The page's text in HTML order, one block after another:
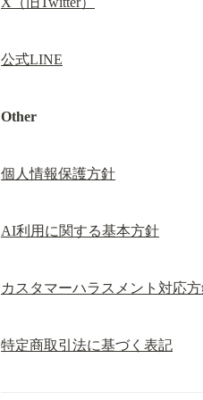
公式LINE
Other
個人情報保護方針
AI利用に関する基本方針
カスタマーハラスメント対応
特定商取引法に基づく表記